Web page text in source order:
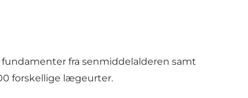
fra senmiddelalderen samt
forskellige lægeurter.